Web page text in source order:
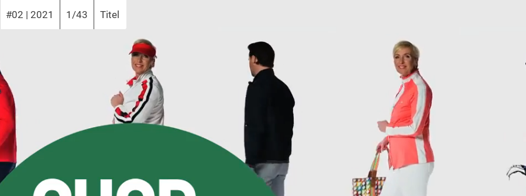
#02 | 2021 1/43 Titel